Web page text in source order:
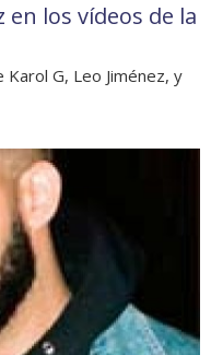
los vídeos de la
G, Leo Jiménez, y